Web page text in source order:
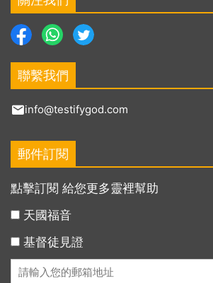
聯繫我們
info@testifygod.com
郵件訂閱
點擊訂閱 給您更多靈裡幫助
天國福音
基督徒見證